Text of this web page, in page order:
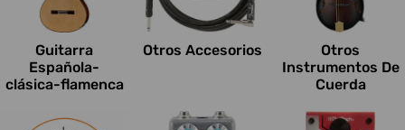
Guitarra
Española-
clásica-flamenca
Otros Accesorios
Otros
Instrumentos De
Cuerda